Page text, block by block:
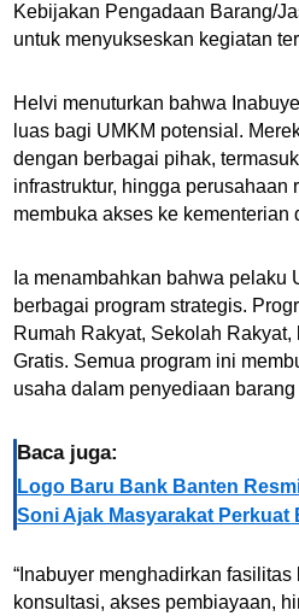
Kebijakan Pengadaan Barang/
untuk menyukseskan kegiatan
Helvi menuturkan bahwa
luas bagi UMKM potensial.
dengan berbagai pihak,
infrastruktur, hingga perusahaan
membuka akses ke kementerian
Ia menambahkan bahwa pelaku
berbagai program strategis.
Rumah Rakyat, Sekolah
Gratis. Semua program ini
usaha dalam penyediaan
Baca juga:
Logo Baru Bank Banten
Soni Ajak Masyarakat Perkuat
“Inabuyer menghadirkan
konsultasi, akses pembiayaan,